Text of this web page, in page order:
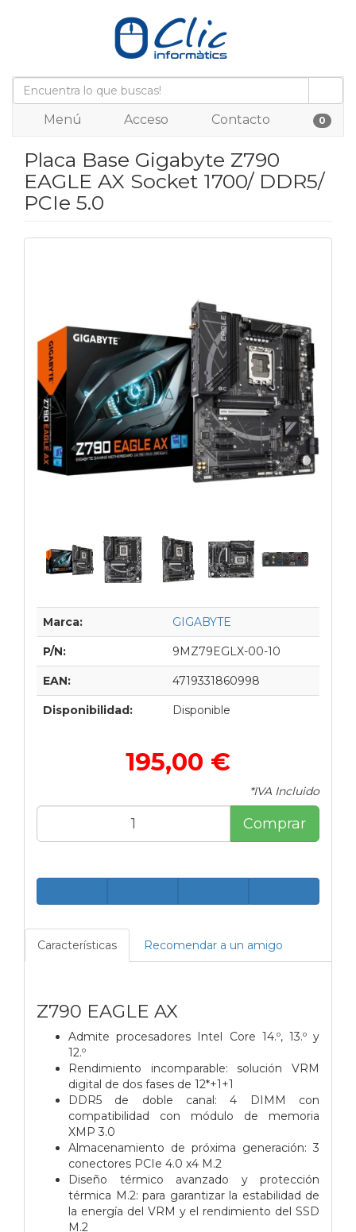
Menú Acceso Contacto 0
Placa Base Gigabyte Z790
EAGLE AX Socket 1700/ DDR5/
PCIe 5.0
Marca: GIGABYTE
P/N: 9MZ79EGLX-00-10
EAN: 4719331860998
Disponibilidad: Disponible
195,00 €
*IVA Incluido
Comprar
Características Recomendar a un amigo
Z790 EAGLE AX
Admite procesadores Intel Core 14.º, 13.º y
12.º
Rendimiento incomparable: solución VRM
digital de dos fases de 12*+1+1
DDR5 de doble canal: 4 DIMM con
compatibilidad con módulo de memoria
XMP 3.0
Almacenamiento de próxima generación: 3
conectores PCIe 4.0 x4 M.2
Diseño térmico avanzado y protección
térmica M.2: para garantizar la estabilidad de
la energía del VRM y el rendimiento del SSD
M.2